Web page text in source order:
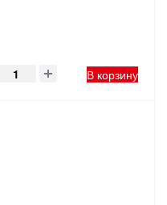
В корзину